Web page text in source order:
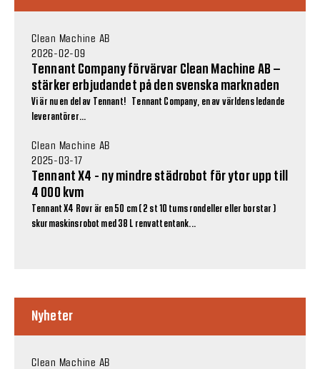
Clean Machine AB
2026-02-09
Tennant Company förvärvar Clean Machine AB –
stärker erbjudandet på den svenska marknaden
Vi är nu en del av Tennant! Tennant Company, en av världens ledande
leverantörer...
Clean Machine AB
2025-03-17
Tennant X4 - ny mindre städrobot för ytor upp till
4 000 kvm
Tennant X4 Rovr är en 50 cm ( 2 st 10 tums rondeller eller borstar )
skurmaskinsrobot med 38 L renvattentank...
Nyheter
Clean Machine AB